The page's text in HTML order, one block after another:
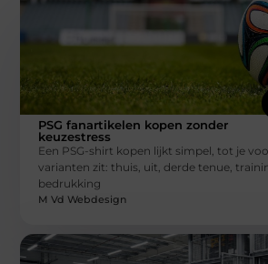
PSG fanartikelen kopen zonder
keuzestress
Een PSG-shirt kopen lijkt simpel, tot je
varianten zit: thuis, uit, derde tenue,
bedrukking
M Vd Webdesign